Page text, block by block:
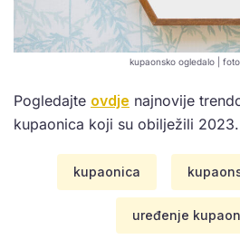
kupaonsko ogledalo |
Pogledajte ovdje najnovije
kupaonica koji su obilježili
kupaonica
uređenje